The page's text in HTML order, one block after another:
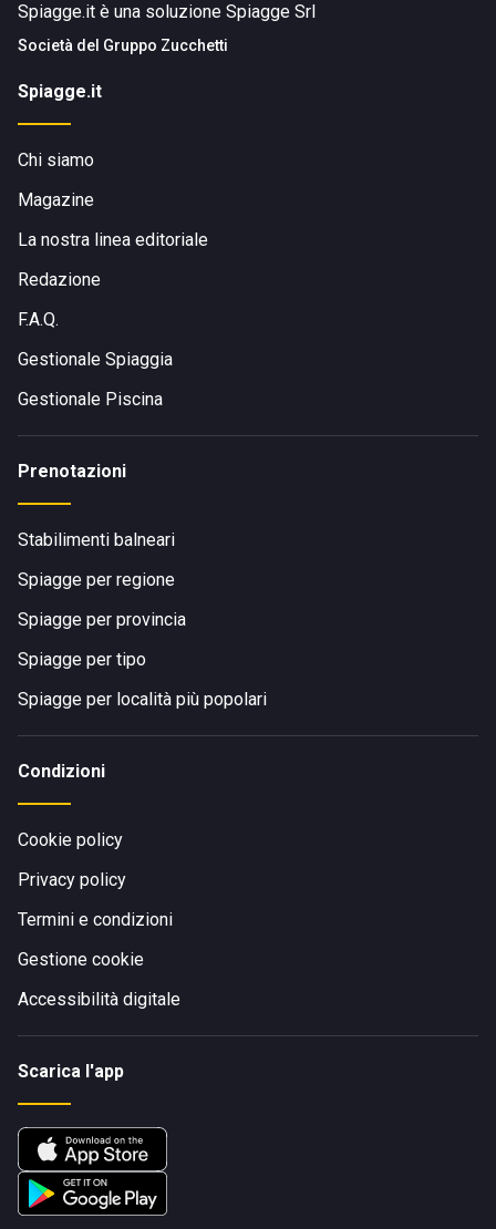
Spiagge.it è una soluzione Spiagge Srl
Società del Gruppo Zucchetti
Spiagge.it
Chi siamo
Magazine
La nostra linea editoriale
Redazione
F.A.Q.
Gestionale Spiaggia
Gestionale Piscina
Prenotazioni
Stabilimenti balneari
Spiagge per regione
Spiagge per provincia
Spiagge per tipo
Spiagge per località più popolari
Condizioni
Cookie policy
Privacy policy
Termini e condizioni
Gestione cookie
Accessibilità digitale
Scarica l'app